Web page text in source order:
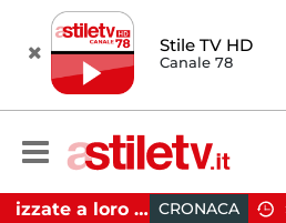
Stile TV HD
Canale 78
Firme digitali utilizzate a loro insaputa: 9 indagati nel Vallo di Diano CRONACA 11:39